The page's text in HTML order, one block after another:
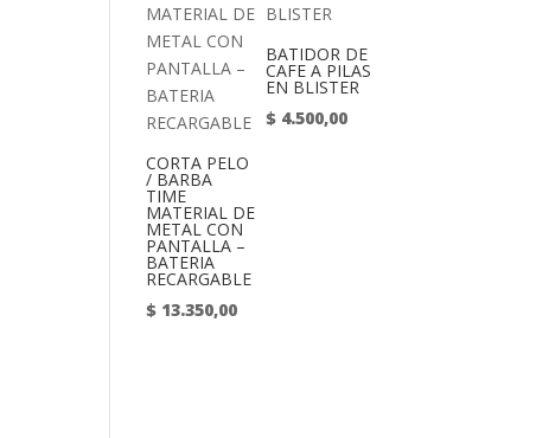
CORTA PELO
/ BARBA
TIME
MATERIAL DE
METAL CON
PANTALLA –
BATERIA
RECARGABLE
$ 13.350,00
BATIDOR DE
CAFE A PILAS
EN BLISTER
$ 4.500,00